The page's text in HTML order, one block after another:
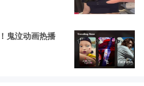
鬼泣动画热播